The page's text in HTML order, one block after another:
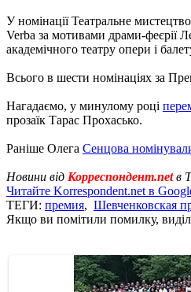
У номінації Театральне
Verba за мотивами драми-феєрії
академічного театру опери і
Всього в шести номінаціях за
Нагадаємо, у минулому році
прозаїк Тарас Прохасько.
Раніше Олега Сенцова
Новини від Корреспондент.netв
Читайте Korrespondent.net в
ТЕГИ: премия, Шевченковская
Якщо ви помітили помилку,